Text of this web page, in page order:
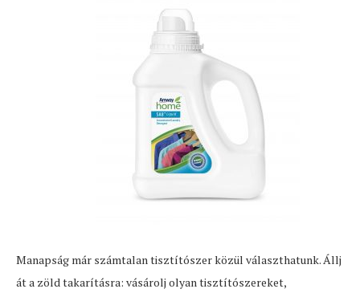
Manapság már számtalan tisztítószer közül választhatunk. Állj
át a zöld takarításra: vásárolj olyan tisztítószereket,